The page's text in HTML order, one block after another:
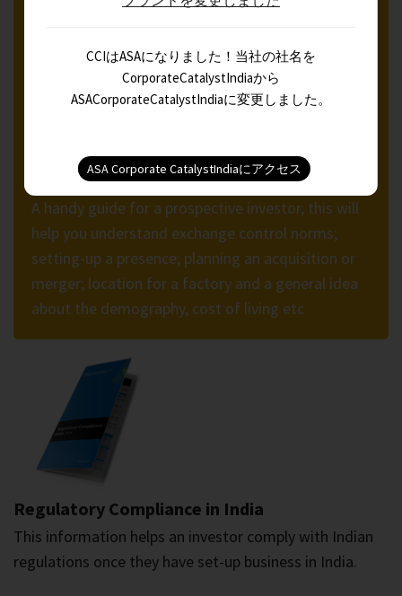
KEY TO INDIA INVESTMENT
A handy guide for a prospective investor, this will
help you understand exchange control norms;
setting-up a presence; planning an acquisition or
merger; location for a factory and a general idea
about the demography, cost of living etc
Regulatory Compliance in India
This information helps an investor comply with Indian
CCIはASAになりました！当社の社名を
CorporateCatalystIndiaから
ASACorporateCatalystIndiaに変更しました。